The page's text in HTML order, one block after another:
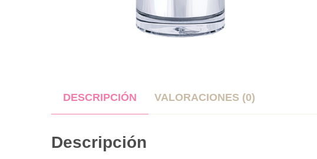
DESCRIPCIÓN VALORACIONES (0)
Descripción